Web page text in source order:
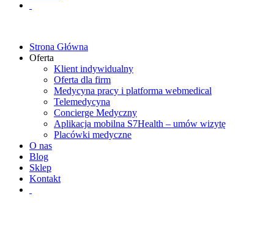
Strona Główna
Oferta
Klient indywidualny
Oferta dla firm
Medycyna pracy i platforma webmedical
Telemedycyna
Concierge Medyczny
Aplikacja mobilna S7Health – umów wizytę
Placówki medyczne
O nas
Blog
Sklep
Kontakt